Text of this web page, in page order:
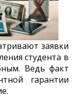
заявки
студента в
Ведь факт
гарантии